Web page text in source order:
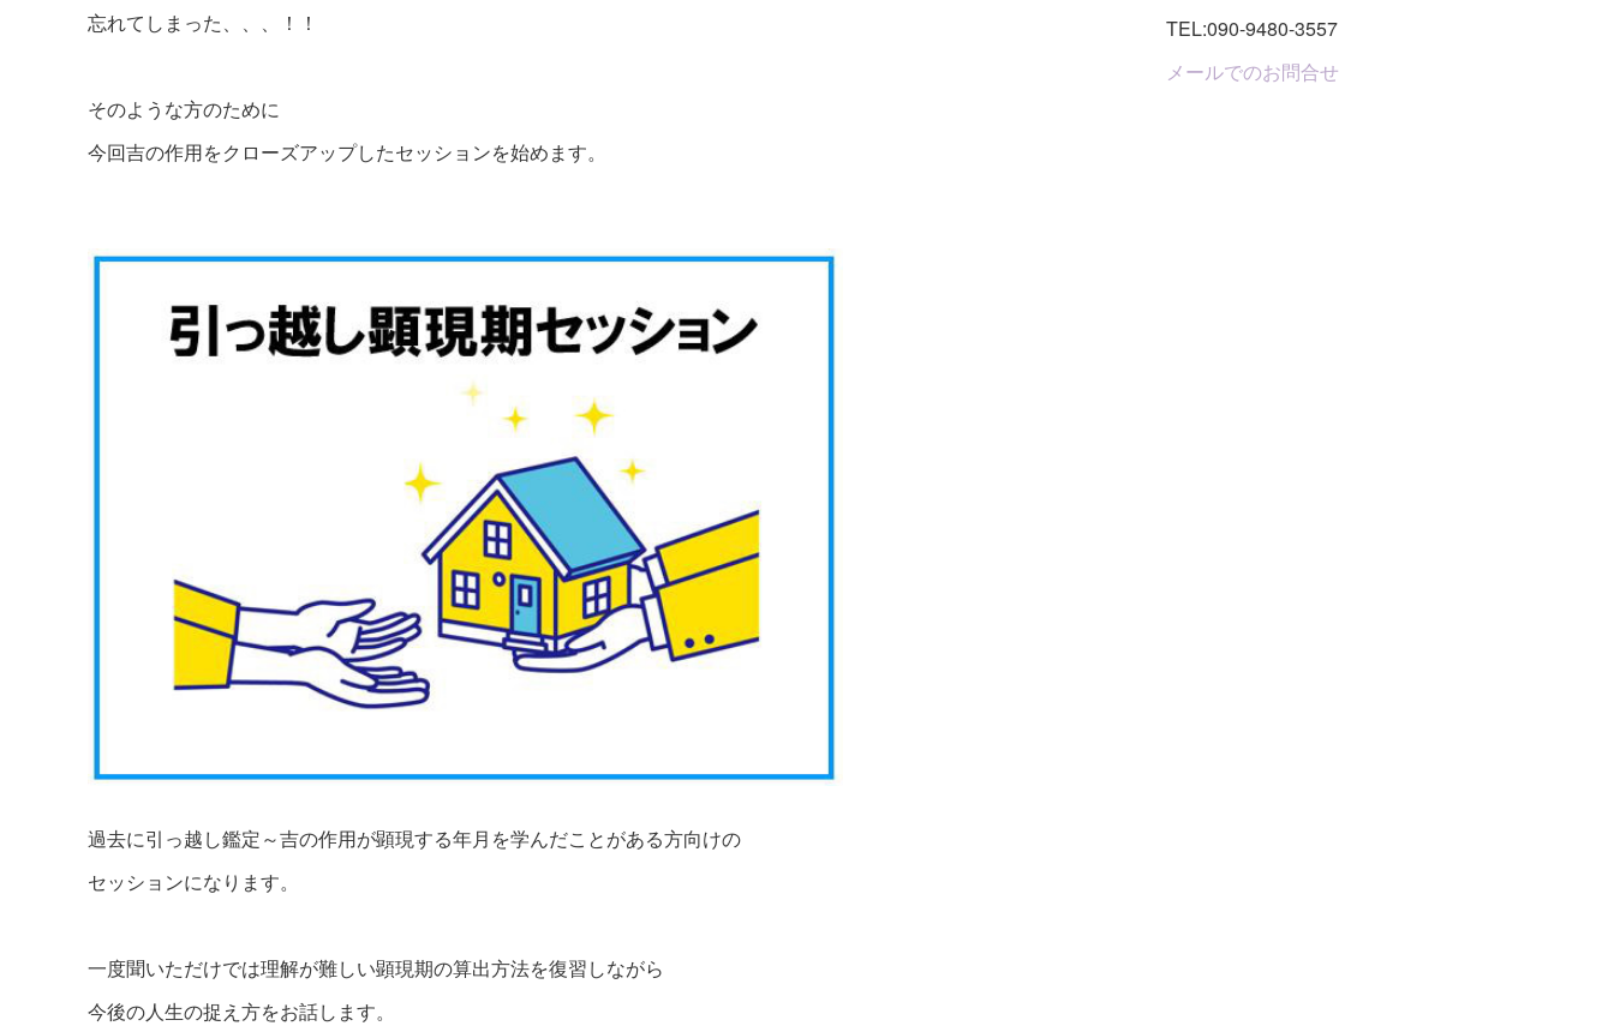
忘れてしまった、、、！！
そのような方のために
今回吉の作用をクローズアップしたセッションを始めます。
過去に引っ越し鑑定～吉の作用が顕現する年月を学んだことがある方向けの
セッションになります。
一度聞いただけでは理解が難しい顕現期の算出方法を復習しながら
今後の人生の捉え方をお話します。
TEL:090-9480-3557
メールでのお問合せ